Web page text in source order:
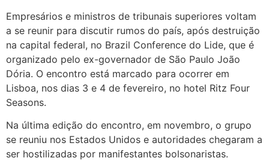
Empresários e ministros de tribunais superiores voltam
a se reunir para discutir rumos do país, após destruição
na capital federal, no Brazil Conference do Lide, que é
organizado pelo ex-governador de São Paulo João
Dória. O encontro está marcado para ocorrer em
Lisboa, nos dias 3 e 4 de fevereiro, no hotel Ritz Four
Seasons.
Na última edição do encontro, em novembro, o grupo
se reuniu nos Estados Unidos e autoridades chegaram a
ser hostilizadas por manifestantes bolsonaristas.